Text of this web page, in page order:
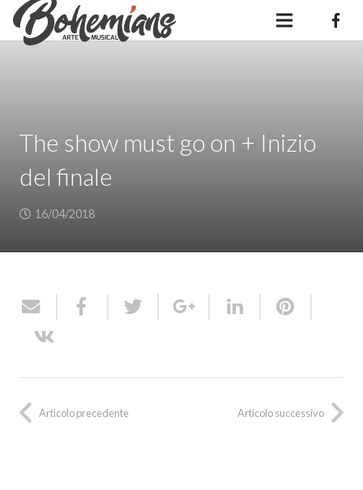
The show must go on + Inizio
del finale
16/04/2018
Articolo precedente Articolo successivo